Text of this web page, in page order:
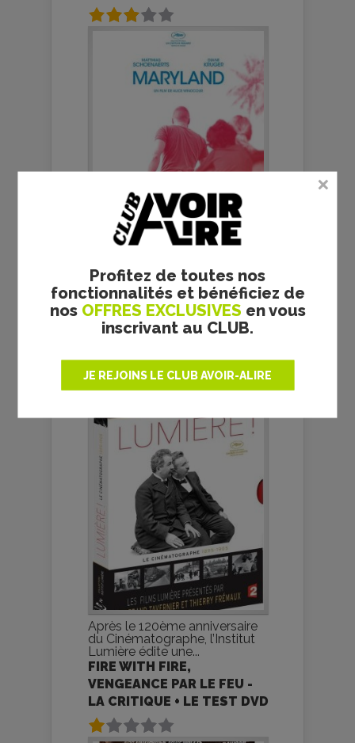
Profitez de toutes nos
fonctionnalités et bénéficiez de
nos OFFRES EXCLUSIVES en vous
inscrivant au CLUB.
JE REJOINS LE CLUB AVOIR-ALIRE
scène épurée au service d’un
subtil jeu de...
LES FILMS DES FRÈRES
LUMIÈRE RESSUSCITÉS
POUR LA PREMIÈRE FOIS EN
Après le 120ème anniversaire
du Cinématographe, l’Institut
Lumière édite une...
FIRE WITH FIRE,
VENGEANCE PAR LE FEU -
LA CRITIQUE + LE TEST DVD